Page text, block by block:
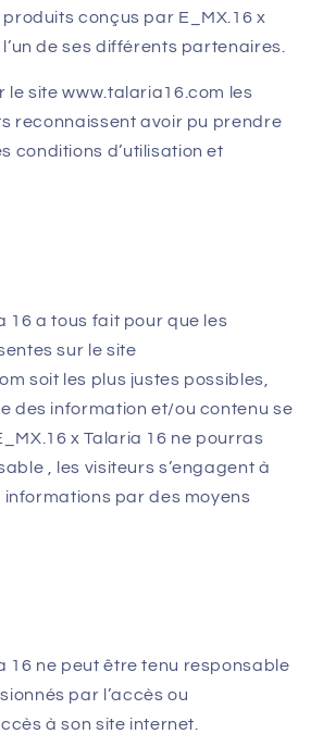
conçus par E_MX.16 x
de ses différents partenaires.
le site www.talaria16.com les
reconnaissent avoir pu prendre
conditions d’utilisation et
16 a tous fait pour que les
sur le site
soit les plus justes possibles,
des information et/ou contenu se
x Talaria 16 ne pourras
, les visiteurs s’engagent à
informations par des moyens
16 ne peut être tenu responsable
par l’accès ou
à son site internet.